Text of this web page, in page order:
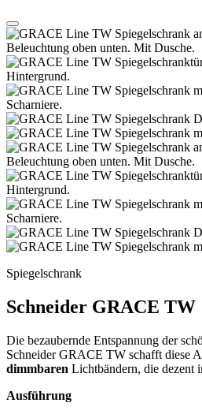
Spiegelschrank
Schneider GRACE TW
Die bezaubernde Entspannung der
Schneider GRACE TW schafft diese
dimmbaren Lichtbändern, die dezent
Ausführung